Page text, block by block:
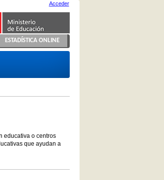
Acceder
ESTADÍSTICA ONLINE
educativa o centros
que ayudan a